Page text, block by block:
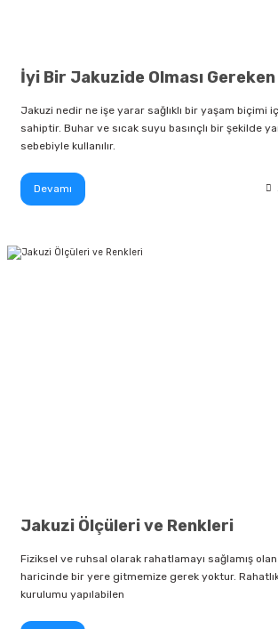
İyi Bir Jakuzide Olması
Jakuzi nedir ne işe yarar sağlıklı bir yaşam biçimi
sahiptir. Buhar ve sıcak suyu basınçlı bir şekilde
sebebiyle kullanılır.
Devamı
Jakuzi Ölçüleri ve Renkleri
Fiziksel ve ruhsal olarak rahatlamayı sağlamış
haricinde bir yere gitmemize gerek yoktur.
kurulumu yapılabilen